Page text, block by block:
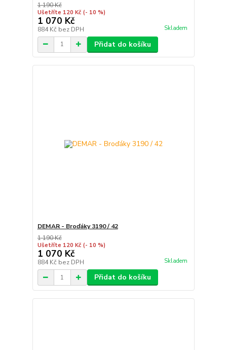
1 190 Kč
Ušetříte 120 Kč (- 10 %)
1 070 Kč
884 Kč bez DPH Skladem
Přidat do košíku
DEMAR - Broďáky 3190 / 42
1 190 Kč
Ušetříte 120 Kč (- 10 %)
1 070 Kč
884 Kč bez DPH Skladem
Přidat do košíku